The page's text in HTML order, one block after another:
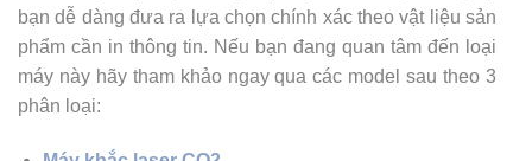
bạn dễ dàng đưa ra lựa chọn chính xác theo vật liệu sản
phẩm cần in thông tin. Nếu bạn đang quan tâm đến loại
máy này hãy tham khảo ngay qua các model sau theo 3
phân loại: